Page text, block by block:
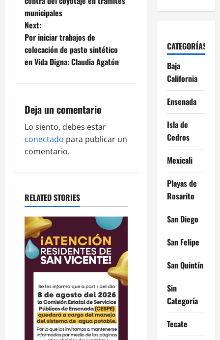
s
t
n
v
i
g
i
o
n
municipales
Next:
Por iniciar trabajos de
colocación de pasto sintético
en Vida Digna: Claudia Agatón
Deja un comentario
Lo siento, debes estar
conectado para publicar un
comentario.
RELATED STORIES
CATEGORÍAS
Baja
California
Ensenada
Isla de
Cedros
Mexicali
Playas de
Rosarito
San Diego
San Felipe
San Quintín
Sin
Categoría
Tecate